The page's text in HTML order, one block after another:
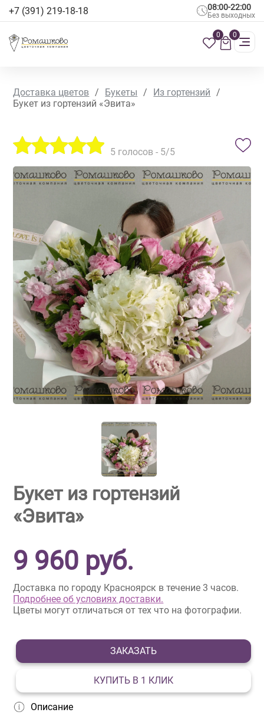
+7 (391) 219-18-18 08:00-22:00
Без выходных
0 0
Доставка цветов / Букеты / Из гортензий
/
Букет из гортензий «Эвита»
5 голосов - 5/5
СЕЗОННЫЕ ЦВЕТЫ
Букет из гортензий
«Эвита»
9 960 руб.
Доставка по городу Красноярск в течение 3 часов.
Подробнее об условиях доставки.
Цветы могут отличаться от тех что на фотографии.
ЗАКАЗАТЬ
КУПИТЬ В 1 КЛИК
Описание